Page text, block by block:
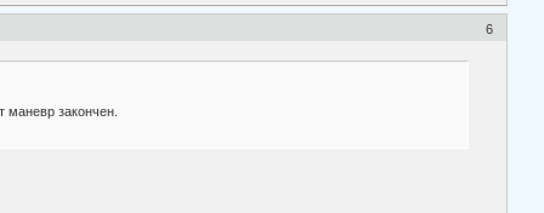
6
маневр закончен.